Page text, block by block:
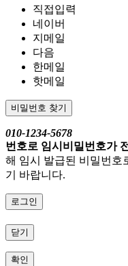
직접입력
네이버
지메일
다음
한메일
핫메일
비밀번호 찾기
010-1234-5678
번호로 임시비밀번호가
해 임시 발급된 비밀번호
기 바랍니다.
로그인
닫기
확인